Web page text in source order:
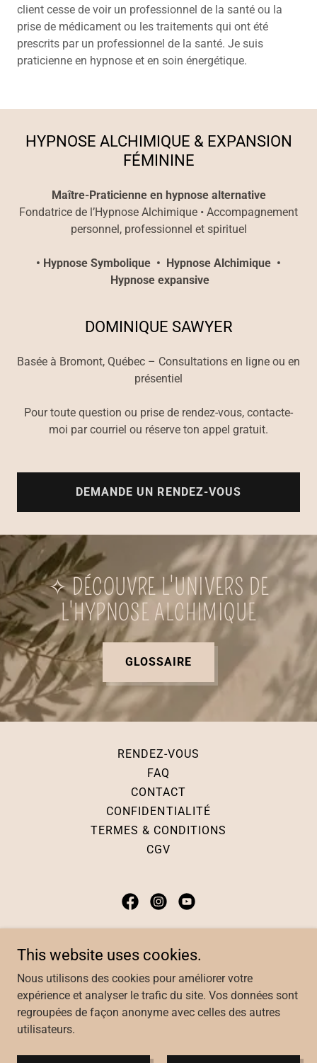
client cesse de voir un professionnel de la santé ou la
prise de médicament ou les traitements qui ont été
prescrits par un professionnel de la santé. Je suis
praticienne en hypnose et en soin énergétique.
HYPNOSE ALCHIMIQUE & EXPANSION
FÉMININE
Maître-Praticienne en hypnose alternative
Fondatrice de l’Hypnose Alchimique • Accompagnement
personnel, professionnel et spirituel
• Hypnose Symbolique • Hypnose Alchimique •
Hypnose expansive
DOMINIQUE SAWYER
Basée à Bromont, Québec – Consultations en ligne ou en
présentiel
Pour toute question ou prise de rendez-vous, contacte-
moi par courriel ou réserve ton appel gratuit.
DEMANDE UN RENDEZ-VOUS
✧ DÉCOUVRE L'UNIVERS DE
L'HYPNOSE ALCHIMIQUE
GLOSSAIRE
RENDEZ-VOUS
FAQ
CONTACT
CONFIDENTIALITÉ
TERMES & CONDITIONS
CGV
1391, rue Shefford, Bromont, QC J2L 1J6
Crédit portraits: Julie Dessureault de Rose Aux Joues
This website uses cookies.
Nous utilisons des cookies pour améliorer votre
expérience et analyser le trafic du site. Vos données sont
regroupées de façon anonyme avec celles des autres
utilisateurs.